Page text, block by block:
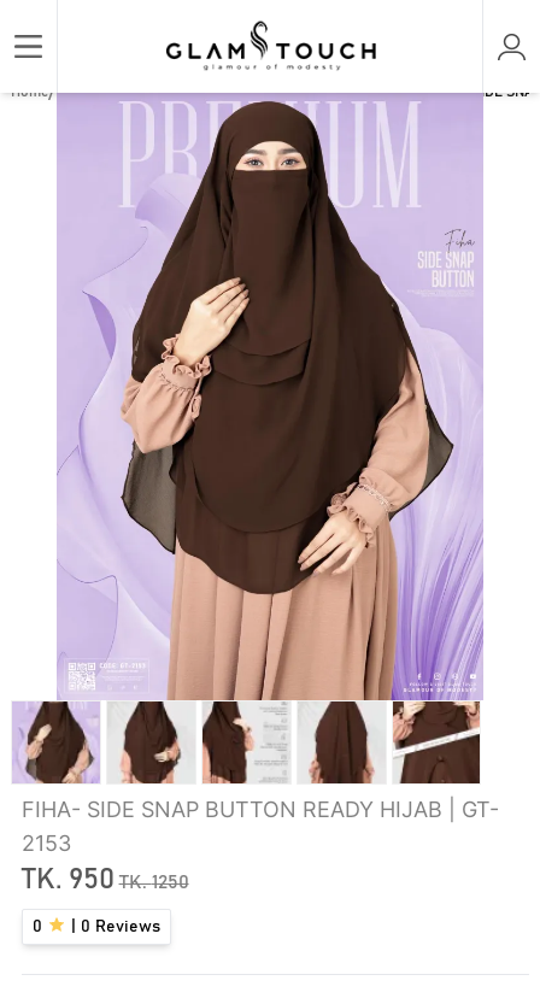
Home/HIJAB & NIQAB/FIHA- SIDE SNAP BUTTON READY HIJAB/FIHA- SIDE
FIHA- SIDE SNAP BUTTON READY HIJAB | GT-
2153
TK. 950 TK.1250
0 0 Reviews